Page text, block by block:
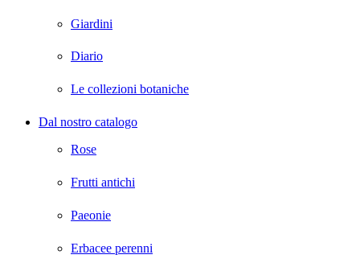
Giardini
Diario
Le collezioni botaniche
Dal nostro catalogo
Rose
Frutti antichi
Paeonie
Erbacee perenni